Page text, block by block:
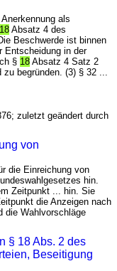
als
18 Absatz 4 des
Beschwerde ist binnen
Entscheidung in der
§ 18 Absatz 4 Satz 2
begründen. (3) § 32 ...
zuletzt geändert durch
von
die Einreichung von
hin.
Zeitpunkt ... hin. Sie
die Anzeigen nach
die Wahlvorschläge
§ 18 Abs. 2 des
Beseitigung